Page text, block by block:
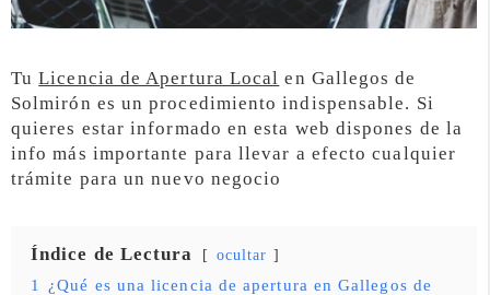
TuLicencia de Apertura Local en Gallegos de
Solmirón es un procedimiento indispensable. Si
quieres estar informado en esta web dispones de la
info más importante para llevar a efecto cualquier
trámite para un nuevo negocio
Índice de Lectura ocultar
1
¿Qué es una licencia de apertura en Gallegos de